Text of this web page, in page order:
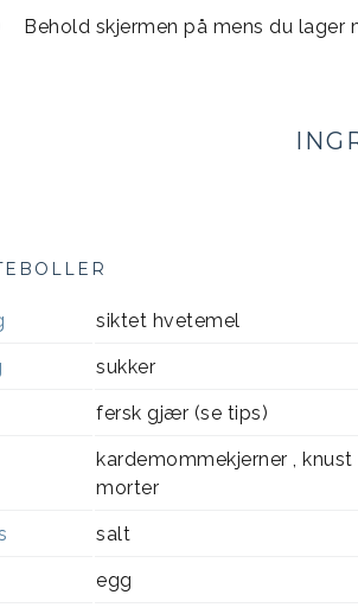
Behold skjermen på mens du lager
siktet hvetemel
sukker
fersk gjær (se tips)
kardemommekjerner , knust
morter
salt
egg